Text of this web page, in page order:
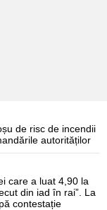
de risc de incendii
autorităților
care a luat 4,90 la
din iad în rai”. La
contestație